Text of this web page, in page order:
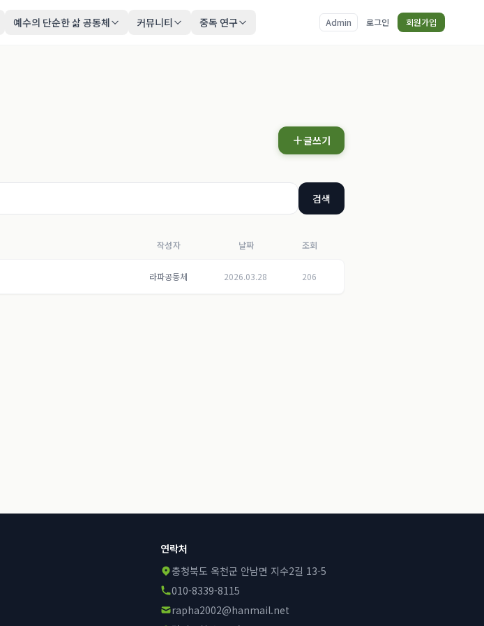
예수의 단순한 삶 공동체 커뮤니티 중독 연구 Admin 로그인 회원가입
글쓰기
검색
작성자 날짜 조회
라파공동체 2026.03.28 206
연락처
충청북도 옥천군 안남면 지수2길 13-5
010-8339-8115
rapha2002@hanmail.net